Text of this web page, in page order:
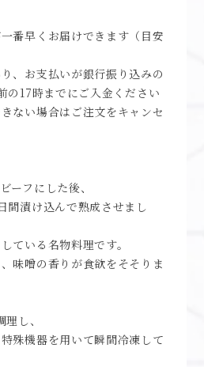
番早くお届けできます（目安
、お支払いが銀行振り込みの
の17時までにご入金ください
ない場合はご注文をキャンセ
ーフにした後、
間漬け込んで熟成させまし
ている名物料理です。
味噌の香りが食欲をそそりま
し、
殊機器を用いて瞬間冷凍して